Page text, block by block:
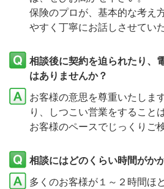
保険のプロが、基本的な考え
やすく丁寧にお話しさせてい
相談後に契約を迫られたり、
はありませんか？
お客様の意思を尊重いたしま
り、しつこい営業をすること
お客様のペースでじっくりご
相談にはどのくらい時間がか
多くのお客様が１～２時間ほ